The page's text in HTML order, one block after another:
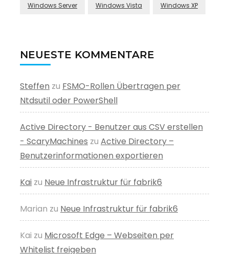
Windows Server Windows Vista Windows XP
NEUESTE KOMMENTARE
Steffen zu FSMO-Rollen Übertragen per
Ntdsutil oder PowerShell
Active Directory - Benutzer aus CSV erstellen
- ScaryMachines zu Active Directory –
Benutzerinformationen exportieren
Kai zu Neue Infrastruktur für fabrik6
Marian zu Neue Infrastruktur für fabrik6
Kai zu Microsoft Edge – Webseiten per
Whitelist freigeben